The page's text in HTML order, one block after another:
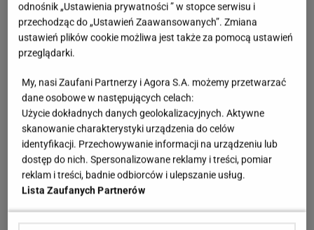
odnośnik „Ustawienia prywatności ” w stopce serwisu i
przechodząc do „Ustawień Zaawansowanych”. Zmiana
ustawień plików cookie możliwa jest także za pomocą ustawień
przeglądarki.
My, nasi Zaufani Partnerzy i Agora S.A. możemy przetwarzać
dane osobowe w następujących celach:
Użycie dokładnych danych geolokalizacyjnych. Aktywne
skanowanie charakterystyki urządzenia do celów
identyfikacji. Przechowywanie informacji na urządzeniu lub
dostęp do nich. Spersonalizowane reklamy i treści, pomiar
reklam i treści, badnie odbiorców i ulepszanie usług.
Lista Zaufanych Partnerów